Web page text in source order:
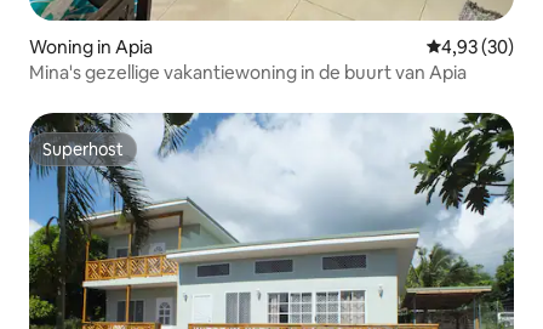
Woning in Apia Gemiddelde
4,93 (30)
Mina's gezellige vakantiewoning in de buurt van Apia
Superhost
Superhost